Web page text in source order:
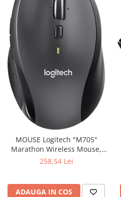
MOUSE Logitech "M705"
Marathon Wireless Mouse,
black "910-001949" (include
258,54 Lei
ADAUGA IN COS